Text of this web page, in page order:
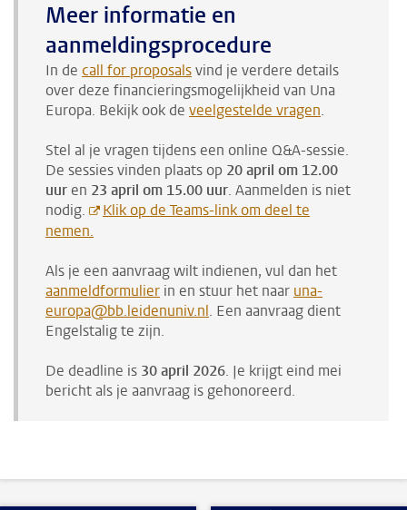
Meer informatie en
aanmeldingsprocedure
In de call for proposalsvind je verdere details
over deze financieringsmogelijkheid van Una
Europa. Bekijk ook de veelgestelde vragen.
Stel al je vragen tijdens een online Q&A-sessie.
De sessies vinden plaats op 20 april om 12.00
uur en 23 april om 15.00 uur. Aanmelden is niet
nodig.
Klik op de Teams-link om deel te
nemen.
Als je een aanvraag wilt indienen, vul dan het
aanmeldformulier in en stuur het naar una-
europa@bb.leidenuniv.nl. Een aanvraag dient
Engelstalig te zijn.
De deadline is 30 april 2026. Je krijgt eind mei
bericht als je aanvraag is gehonoreerd.